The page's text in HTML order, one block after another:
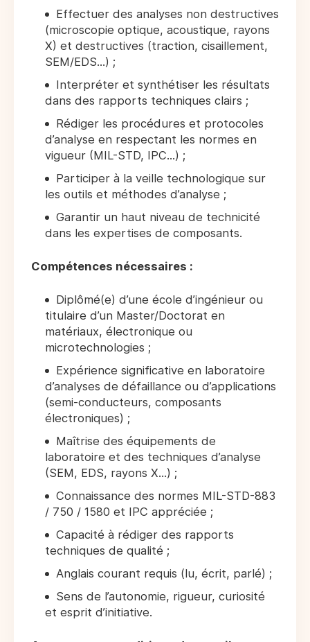
Effectuer des analyses non destructives
(microscopie optique, acoustique, rayons
X) et destructives (traction, cisaillement,
SEM/EDS...) ;
Interpréter et synthétiser les résultats
dans des rapports techniques clairs ;
Rédiger les procédures et protocoles
d’analyse en respectant les normes en
vigueur (MIL-STD, IPC...) ;
Participer à la veille technologique sur
les outils et méthodes d’analyse ;
Garantir un haut niveau de technicité
dans les expertises de composants.
Compétences nécessaires :
Diplômé(e) d’une école d’ingénieur ou
titulaire d’un Master/Doctorat en
matériaux, électronique ou
microtechnologies ;
Expérience significative en laboratoire
d’analyses de défaillance ou d’applications
(semi-conducteurs, composants
électroniques) ;
Maîtrise des équipements de
laboratoire et des techniques d’analyse
(SEM, EDS, rayons X...) ;
Connaissance des normes MIL-STD-883
/ 750 / 1580 et IPC appréciée ;
Capacité à rédiger des rapports
techniques de qualité ;
Anglais courant requis (lu, écrit, parlé) ;
Sens de l’autonomie, rigueur, curiosité
et esprit d’initiative.